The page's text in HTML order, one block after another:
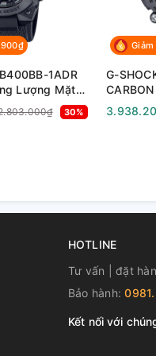
1ADR
Lượng Mặt
| GST-
30%
G-
HOTLINE
Tư vấn | đặt
Bảo hành:
Kết nối với